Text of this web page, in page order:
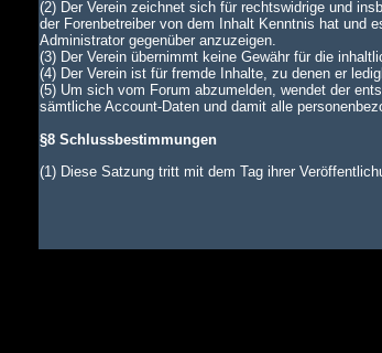
(2) Der Verein zeichnet sich für rechtswidrige und
der Forenbetreiber von dem Inhalt Kenntnis hat und
Administrator gegenüber anzuzeigen.
(3) Der Verein übernimmt keine Gewähr für die
(4) Der Verein ist für fremde Inhalte, zu denen er
(5) Um sich vom Forum abzumelden, wendet der
sämtliche Account-Daten und damit alle
§8 Schlussbestimmungen
(1) Diese Satzung tritt mit dem Tag ihrer